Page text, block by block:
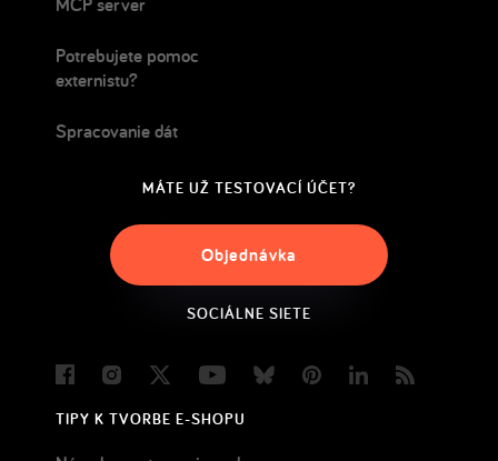
MCP server
Potrebujete pomoc
externistu?
Spracovanie dát
MÁTE UŽ TESTOVACÍ ÚČET?
Objednávka
SOCIÁLNE SIETE
FacebookInstagram
Twitter YoutubeBlueskyPinterestLinkedIn
TIPY K TVORBE E-SHOPU